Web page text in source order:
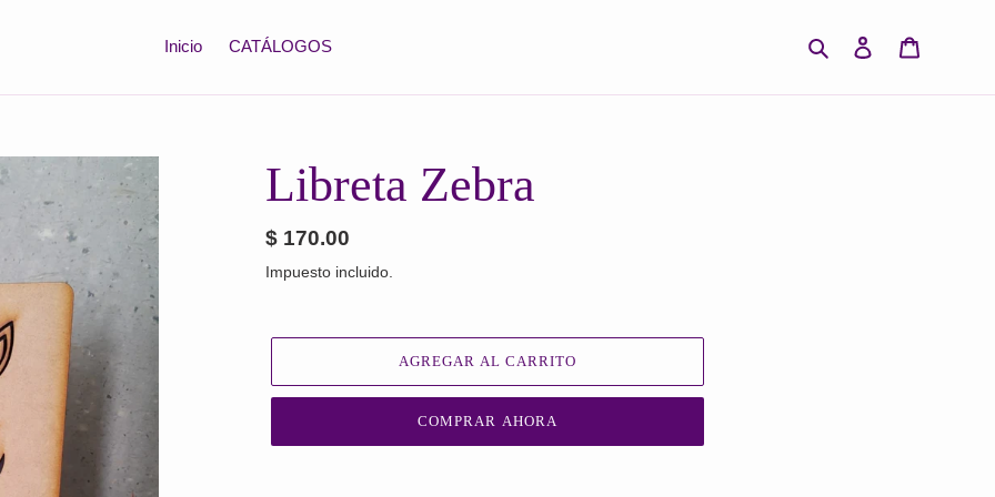
Inicio CATÁLOGOS Buscar Ingresar
Libreta Zebra
Precio
habitual
$ 170.00
Impuesto incluido.
AGREGAR AL CARRITO
COMPRAR AHORA